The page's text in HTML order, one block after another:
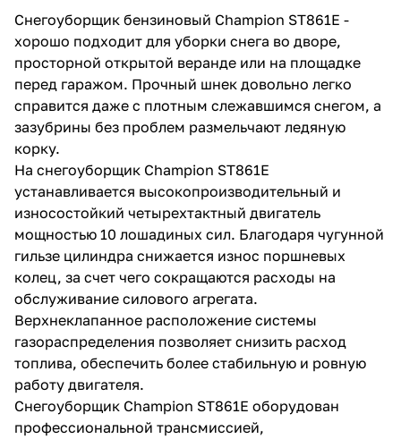
Снегоуборщик бензиновый Champion ST861E -
хорошо подходит для уборки снега во дворе,
просторной открытой веранде или на площадке
перед гаражом. Прочный шнек довольно легко
справится даже с плотным слежавшимся снегом, а
зазубрины без проблем размельчают ледяную
корку.
На снегоуборщик Champion ST861E
устанавливается высокопроизводительный и
износостойкий четырехтактный двигатель
мощностью 10 лошадиных сил. Благодаря чугунной
гильзе цилиндра снижается износ поршневых
колец, за счет чего сокращаются расходы на
обслуживание силового агрегата.
Верхнеклапанное расположение системы
газораспределения позволяет снизить расход
топлива, обеспечить более стабильную и ровную
работу двигателя.
Снегоуборщик Champion ST861E оборудован
профессиональной трансмиссией,
раз в 2
недели
plait.ru